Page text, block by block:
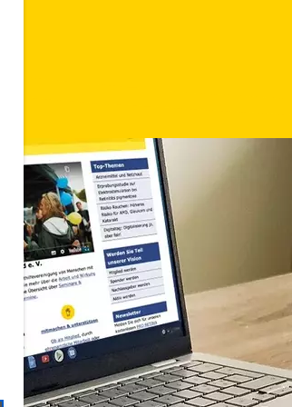
Formaten an
dieses bestellen bzw. herunterladen